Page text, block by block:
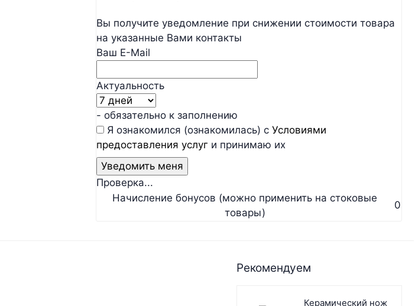
Вы получите уведомление при снижении стоимости товара
на указанные Вами контакты
Ваш E-Mail
Актуальность
- обязательно к заполнению
Я ознакомился (ознакомилась) с Условиями
предоставления услуг и принимаю их
Проверка...
Начисление бонусов (можно применить на стоковые
товары)
0
Рекомендуем
Керамический нож